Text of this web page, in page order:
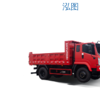
泓图